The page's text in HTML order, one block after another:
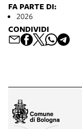
FA PARTE DI:
2026
CONDIVIDI